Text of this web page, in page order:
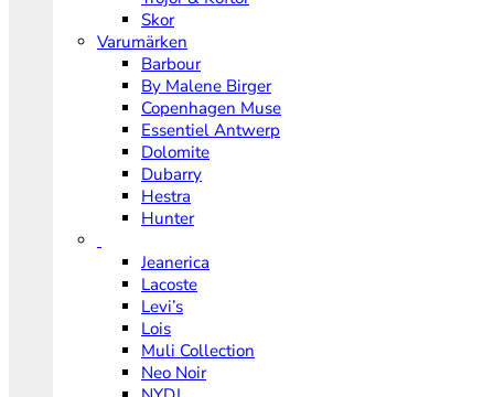
Skor
Varumärken
Barbour
By Malene Birger
Copenhagen Muse
Essentiel Antwerp
Dolomite
Dubarry
Hestra
Hunter
Jeanerica
Lacoste
Levi’s
Lois
Muli Collection
Neo Noir